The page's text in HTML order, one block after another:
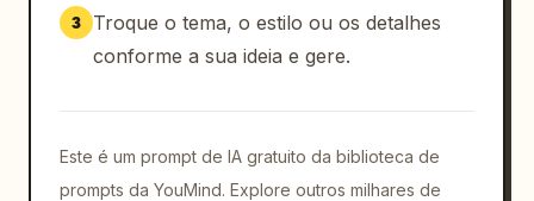
de página de destino pronta para produção.
3
Troque o tema, o estilo ou os detalhes
conforme a sua ideia e gere.
Este é um prompt de IA gratuito da biblioteca de
prompts da YouMind. Explore outros milhares de